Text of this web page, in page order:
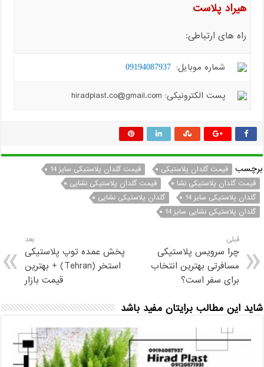
هیراد پلاست
راه های ارتباطی:
شماره موبایل: 09194087937
پست الکترونیکی: hiradplast.co@gmail.com
برچسب قیمت گلدان پلاستیکی
قیمت گلدان پلاستیکی سایز 14
قیمت گلدان پلاستیکی نشا
قیمت گلدان پلاستیکی نشایی
گلدان پلاستیکی سایز 14
گلدان پلاستیکی نشایی
گلدان پلاستیکی نشایی سایز 14
قبلی
چرا سرویس پلاستیکی
مسافرتی بهترین انتخاب
برای سفر است؟
بعد
پخش عمده توپ پلاستیکی
استخر (Tehran) + بهترين
قيمت بازار
شاید این مطالب برایتان مفید باشد